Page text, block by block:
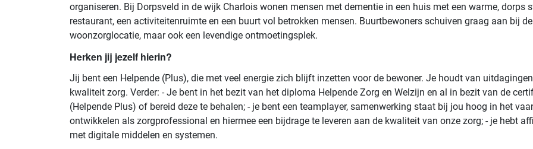
organiseren. Bij Dorpsveld in de wijk Charlois wonen mensen met dementie in een huis met een warme, dorps
restaurant, een activiteitenruimte en een buurt vol betrokken mensen. Buurtbewoners schuiven graag aan bij
woonzorglocatie, maar ook een levendige ontmoetingsplek.
Herken jij jezelf hierin?
Jij bent een Helpende (Plus), die met veel energie zich blijft inzetten voor de bewoner. Je houdt van
kwaliteit zorg. Verder: - Je bent in het bezit van het diploma Helpende Zorg en Welzijn en al in bezit van de
(Helpende Plus) of bereid deze te behalen; - je bent een teamplayer, samenwerking staat bij jou hoog in het
ontwikkelen als zorgprofessional en hiermee een bijdrage te leveren aan de kwaliteit van onze zorg; - je hebt
met digitale middelen en systemen.